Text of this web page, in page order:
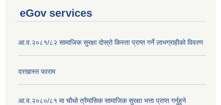
eGov services
आ.व.२०८१/८२ सामाजिक सुरक्षा दोस्रो किस्ता प्राप्त गर्ने लाभग्राहीको विवरण
दरखास्त फाराम
आ.व.२०८०/८१ मा चौथो त्रैमासिक सामाजिक सुरक्षा भत्ता प्राप्त गर्नुहुने